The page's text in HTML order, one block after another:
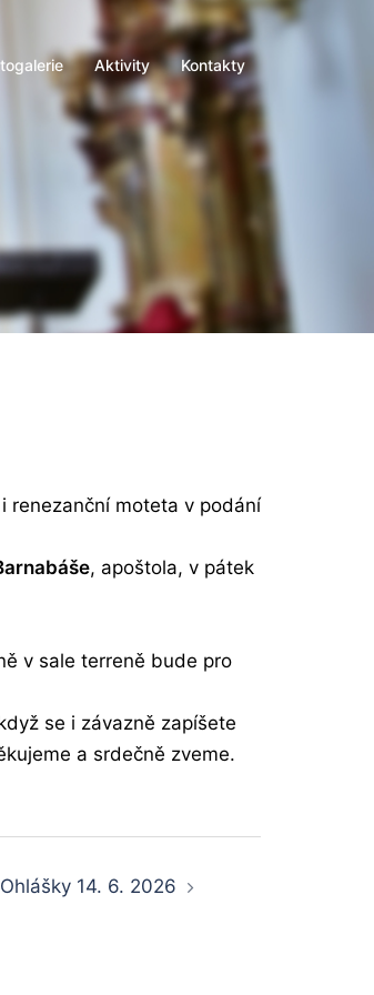
Aktivity Kontakty
renezanční moteta v podání
, apoštola, v pátek
v sale terreně bude pro
se i závazně zapíšete
a srdečně zveme.
Ohlášky 14. 6. 2026